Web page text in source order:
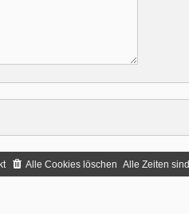
Alle Zeiten sind
Alle Cookies löschen